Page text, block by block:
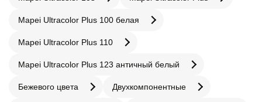
Mapei Ultracolor Plus 100 белая
Mapei Ultracolor Plus 110
Mapei Ultracolor Plus 123 античный белый
Бежевого цвета Двухкомпонентные